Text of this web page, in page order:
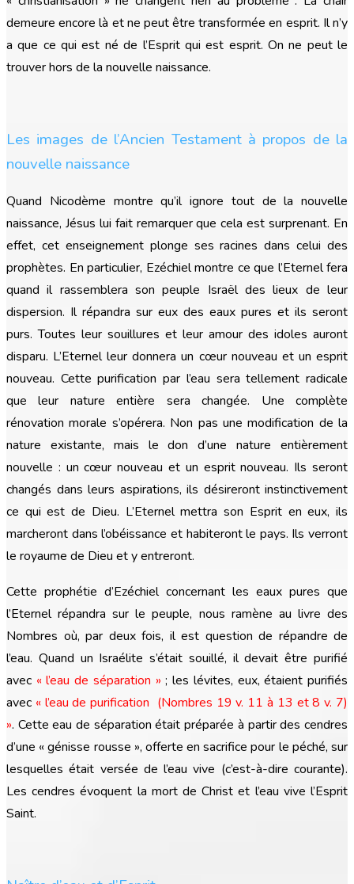
demeure encore là et ne peut être transformée en esprit. Il n’y
a que ce qui est né de l’Esprit qui est esprit. On ne peut le
trouver hors de la nouvelle naissance.
Les images de l’Ancien Testament à propos de la
nouvelle naissance
Quand Nicodème montre qu’il ignore tout de la nouvelle
naissance, Jésus lui fait remarquer que cela est surprenant. En
effet, cet enseignement plonge ses racines dans celui des
prophètes. En particulier, Ezéchiel montre ce que l’Eternel fera
quand il rassemblera son peuple Israël des lieux de leur
dispersion. Il répandra sur eux des eaux pures et ils seront
purs. Toutes leur souillures et leur amour des idoles auront
disparu. L’Eternel leur donnera un cœur nouveau et un esprit
nouveau. Cette purification par l’eau sera tellement radicale
que leur nature entière sera changée. Une complète
rénovation morale s’opérera. Non pas une modification de la
nature existante, mais le don d’une nature entièrement
nouvelle : un cœur nouveau et un esprit nouveau. Ils seront
changés dans leurs aspirations, ils désireront instinctivement
ce qui est de Dieu. L’Eternel mettra son Esprit en eux, ils
marcheront dans l’obéissance et habiteront le pays. Ils verront
le royaume de Dieu et y entreront.
Cette prophétie d’Ezéchiel concernant les eaux pures que
l’Eternel répandra sur le peuple, nous ramène au livre des
Nombres où, par deux fois, il est question de répandre de
l’eau. Quand un Israélite s’était souillé, il devait être purifié
avec « l’eau de séparation » ; les lévites, eux, étaient purifiés
avec « l’eau de purification (Nombres 19 v. 11 à 13 et 8 v. 7)
». Cette eau de séparation était préparée à partir des cendres
d’une « génisse rousse », offerte en sacrifice pour le péché, sur
lesquelles était versée de l’eau vive (c’est-à-dire courante).
Les cendres évoquent la mort de Christ et l’eau vive l’Esprit
Saint.